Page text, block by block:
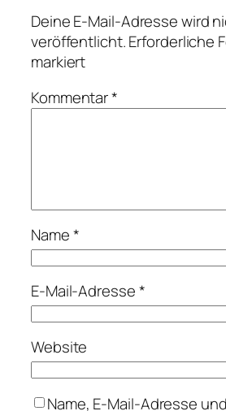
Deine E-Mail-Adresse wird
veröffentlicht.Erforderliche
markiert
Kommentar*
Name*
E-Mail-Adresse*
Website
Name, E-Mail-Adresse